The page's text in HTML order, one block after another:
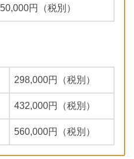
50,000円（税別）
298,000円（税別）
432,000円（税別）
560,000円（税別）